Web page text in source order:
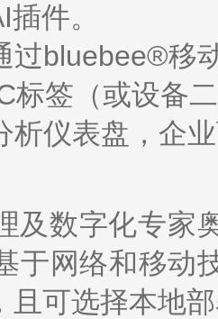
件。
过bluebee®移
标签（或设备
析仪表盘，企
数字化专家奥
于网络和移动
且可选择本地